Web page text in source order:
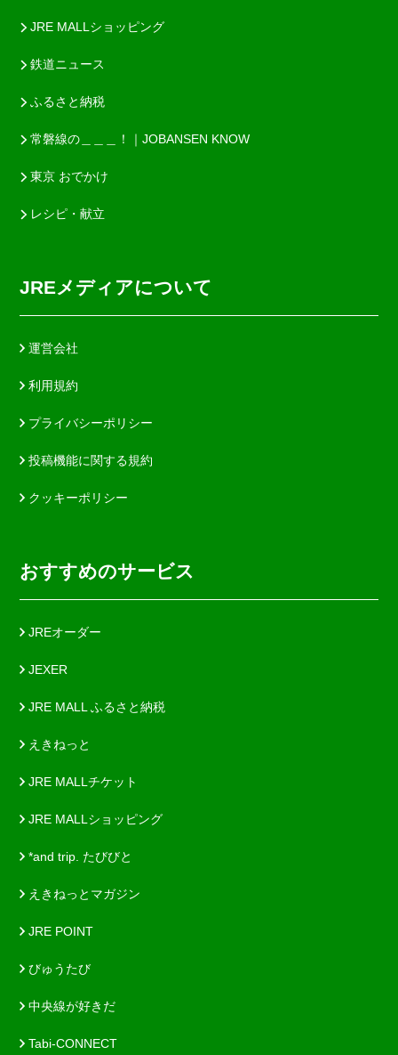
JRE MALLショッピング
鉄道ニュース
ふるさと納税
常磐線の＿＿＿！｜JOBANSEN KNOW
東京 おでかけ
レシピ・献立
JREメディアについて
運営会社
利用規約
プライバシーポリシー
投稿機能に関する規約
クッキーポリシー
おすすめのサービス
JREオーダー
JEXER
JRE MALL ふるさと納税
えきねっと
JRE MALLチケット
JRE MALLショッピング
*and trip. たびびと
えきねっとマガジン
JRE POINT
びゅうたび
中央線が好きだ
Tabi-CONNECT